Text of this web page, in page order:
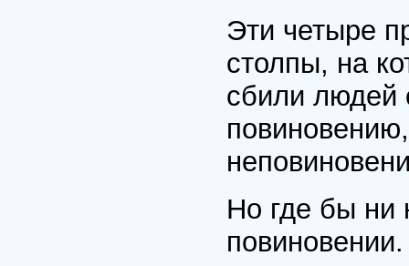
Эти четыре
столпы, на
сбили людей
Но где бы ни